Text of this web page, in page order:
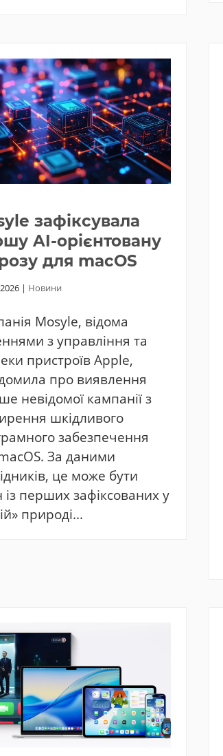
зафіксувала
AI-орієнтовану
для macOS
| Новини
Mosyle, відома
з управління та
пристроїв Apple,
про виявлення
невідомої кампанії з
шкідливого
забезпечення
За даними
це може бути
із перших зафіксованих у
природі...